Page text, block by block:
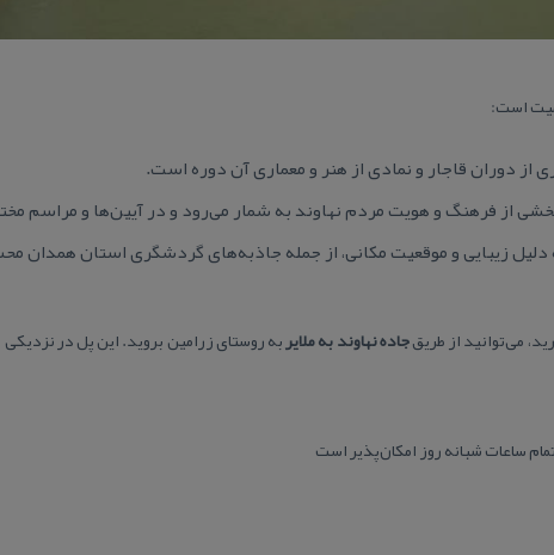
است:
از دوران قاجار و نمادی از هنر و معماری آن دوره است.
از فرهنگ و هویت مردم نهاوند به شمار می‌رود و در آیین‌ها و مراسم
دلیل زیبایی و موقعیت مكانی، از جمله جاذبه‌های گردشگری استان
می‌توانید از طریقجاده نهاوند به ملایربه روستای زرامین بروید. این پل در
ساعات شبانه روز امكان‌پذیر است